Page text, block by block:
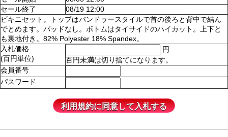
セール終了
08/19 12:00
ビキニセット。トップはバンドゥースタイルで首の後ろと背中で結ん
でとめます。パッドなし。ボトムはタイサイドのハイカット。上下と
も裏地付き。82% Polyester 18% Spandex。
入札価格
(百円単位)
円
百円未満は切り捨てになります。
会員番号
パスワード